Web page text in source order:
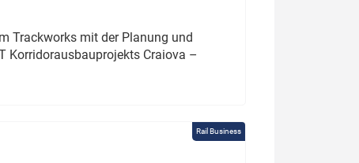
Trackworks mit der Planung und
Korridorausbauprojekts Craiova –
Rail Business